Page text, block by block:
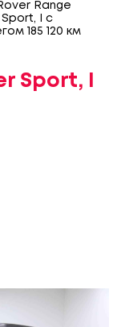
Range
Sport, I с
185 120 км
Sport, I